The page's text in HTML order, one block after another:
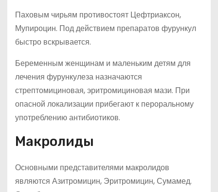
Паховым чирьям противостоят Цефтриаксон,
Мупироцин. Под действием препаратов фурункул
быстро вскрывается.
Беременным женщинам и маленьким детям для
лечения фурункулеза назначаются
стрептомициновая, эритромициновая мази. При
опасной локализации прибегают к пероральному
употреблению антибиотиков.
Макролиды
Основными представителями макролидов
являются Азитромицин, Эритромицин, Сумамед.